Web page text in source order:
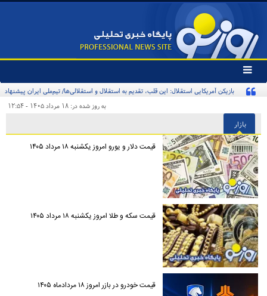
تغییر
وضعیت
منوی
ها
بازیکن آمریکایی استقلال: این قلب، تقدیم به استقلال و استقلالی‌ها/ تیم‌ملی ایران پیشنهاد
به روز شده در: ۱۸ مرداد ۱۴۰۵ - ۱۲:۵۴
بازار
قیمت دلار و یورو امروز یکشنبه ۱۸ مرداد ۱۴۰۵
قیمت سکه و طلا امروز یکشنبه ۱۸ مرداد ۱۴۰۵
قیمت خودرو در بازر امروز ۱۸ مردادماه ۱۴۰۵